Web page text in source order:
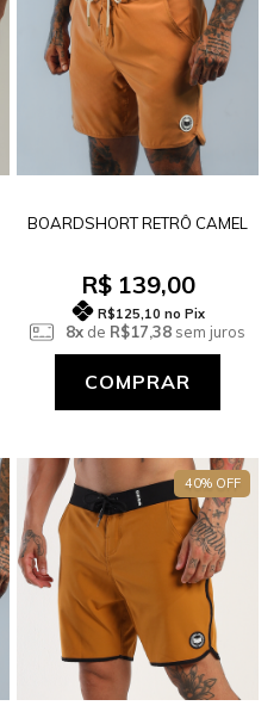
BOARDSHORT RETRÔ CAMEL
R$ 139,00
R$125,10 no Pix
8xde R$17,38sem juros
COMPRAR
40% OFF